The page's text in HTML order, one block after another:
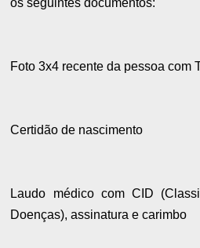
Foto 3x4 recente da pessoa com
Certidão de nascimento
Laudo médico com CID
Doenças), assinatura e carimbo